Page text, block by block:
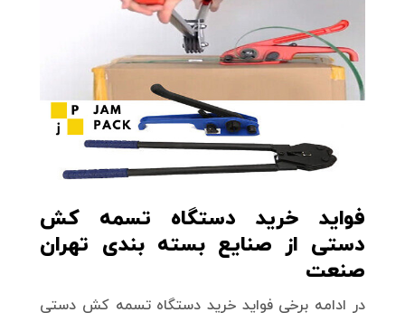
فواید خرید دستگاه تسمه کش
دستی از صنایع بسته بندی تهران
صنعت
در ادامه برخی فواید خرید دستگاه تسمه کش دستی